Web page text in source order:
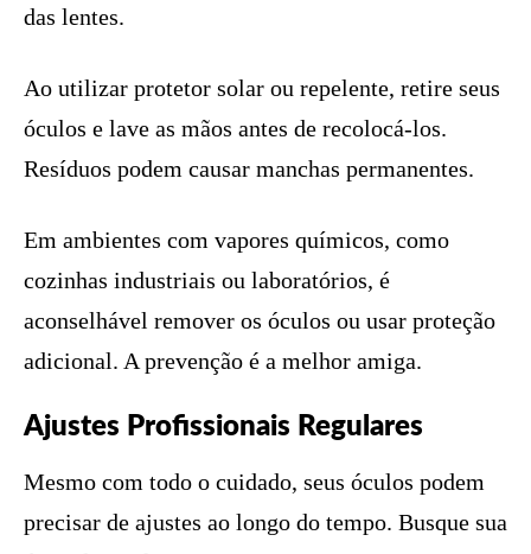
das lentes.
Ao utilizar protetor solar ou repelente, retire seus
óculos e lave as mãos antes de recolocá-los.
Resíduos podem causar manchas permanentes.
Em ambientes com vapores químicos, como
cozinhas industriais ou laboratórios, é
aconselhável remover os óculos ou usar proteção
adicional. A prevenção é a melhor amiga.
Ajustes Profissionais Regulares
Mesmo com todo o cuidado, seus óculos podem
precisar de ajustes ao longo do tempo. Busque sua